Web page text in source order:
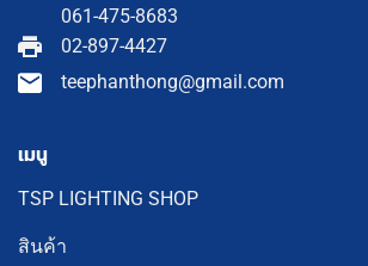
061-475-8683
02-897-4427
teephanthong@gmail.com
เมนู
TSP LIGHTING SHOP
สินค้า